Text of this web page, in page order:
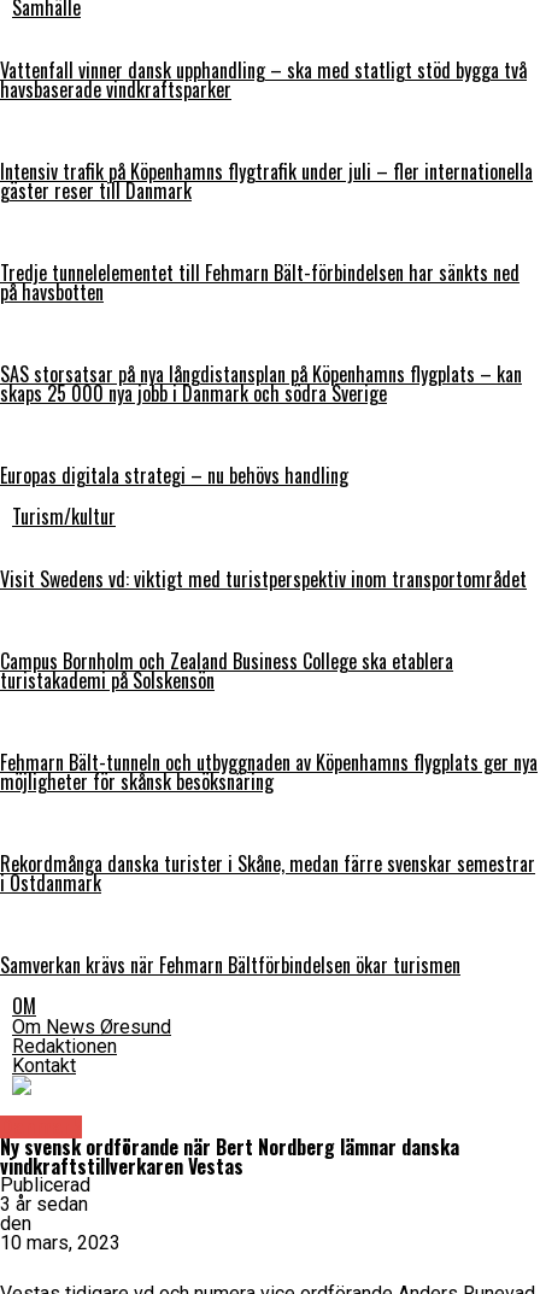
Samhälle
Vattenfall vinner dansk upphandling – ska med statligt stöd bygga två
havsbaserade vindkraftsparker
Intensiv trafik på Köpenhamns flygtrafik under juli – fler internationella
gäster reser till Danmark
Tredje tunnelelementet till Fehmarn Bält-förbindelsen har sänkts ned
på havsbotten
SAS storsatsar på nya långdistansplan på Köpenhamns flygplats – kan
skaps 25 000 nya jobb i Danmark och södra Sverige
Europas digitala strategi – nu behövs handling
Turism/kultur
Visit Swedens vd: viktigt med turistperspektiv inom transportområdet
Campus Bornholm och Zealand Business College ska etablera
turistakademi på Solskensön
Fehmarn Bält-tunneln och utbyggnaden av Köpenhamns flygplats ger nya
möjligheter för skånsk besöksnäring
Rekordmånga danska turister i Skåne, medan färre svenskar semestrar
i Östdanmark
Samverkan krävs när Fehmarn Bältförbindelsen ökar turismen
OM
Om News Øresund
Redaktionen
Kontakt
Ny svensk ordförande när Bert Nordberg lämnar danska
vindkraftstillverkaren Vestas
Publicerad
3 år sedan
den
10 mars, 2023